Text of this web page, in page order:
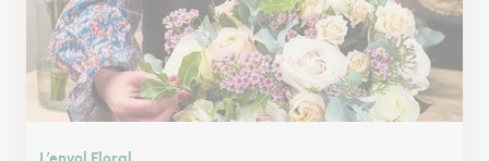
L’envol Floral